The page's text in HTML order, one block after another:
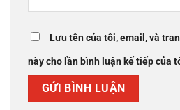
Lưu tên của tôi, email, và
này cho lần bình luận kế tiếp của